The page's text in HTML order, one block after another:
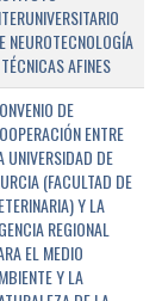
NEUROTECNOLOGÍA
AFINES
DE
ENTRE
UNIVERSIDAD DE
(FACULTAD DE
Y LA
REGIONAL
EL MEDIO
Y LA